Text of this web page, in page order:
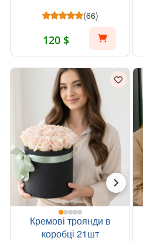
(66)
120 $
Кремові троянди в
коробці 21шт